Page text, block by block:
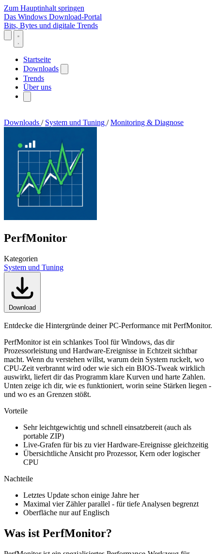
Zum Hauptinhalt springen
Das Windows Download-Portal
Bits, Bytes und digitale Trends
Startseite
Downloads
Trends
Über uns
Downloads / System und Tuning / Monitoring & Diagnose
PerfMonitor
Kategorien
System und Tuning
Download
Entdecke die Hintergründe deiner PC-Performance mit PerfMonitor.
PerfMonitor ist ein schlankes Tool für Windows, das dir
Prozessorleistung und Hardware-Ereignisse in Echtzeit sichtbar
macht. Wenn du verstehen willst, warum dein System ruckelt, wo
CPU-Zeit verbrannt wird oder wie sich ein BIOS-Tweak wirklich
auswirkt, liefert dir das Programm klare Kurven und harte Zahlen.
Unten zeige ich dir, wie es funktioniert, worin seine Stärken liegen -
und wo es an Grenzen stößt.
Vorteile
Sehr leichtgewichtig und schnell einsatzbereit (auch als
portable ZIP)
Live-Grafen für bis zu vier Hardware-Ereignisse gleichzeitig
Übersichtliche Ansicht pro Prozessor, Kern oder logischer
CPU
Nachteile
Letztes Update schon einige Jahre her
Maximal vier Zähler parallel - für tiefe Analysen begrenzt
Oberfläche nur auf Englisch
Was ist PerfMonitor?